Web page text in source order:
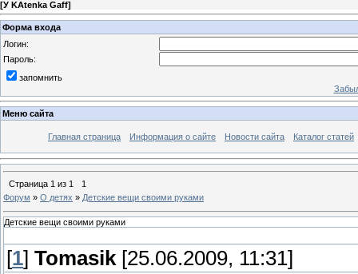
[У KAtenka Gaff]
Форма входа
Логин:
Пароль:
запомнить
Меню сайта
Главная страница Информация о сайте Новости сайта Каталог статей
Страница 1 из 1
1
Форум » О детях » Детские вещи своими руками
Детские вещи своими руками
[1] Tomasik [25.06.2009, 11:31]